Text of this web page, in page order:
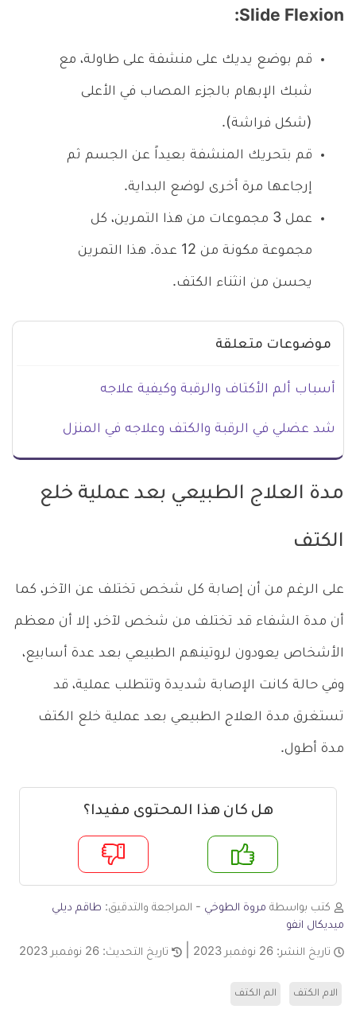
Slide Flexion:
قم بوضع يديك على منشفة على طاولة، مع
شبك الإبهام بالجزء المصاب في الأعلى
(شكل فراشة).
قم بتحريك المنشفة بعيداً عن الجسم ثم
إرجاعها مرة أخرى لوضع البداية.
عمل 3 مجموعات من هذا التمرين، كل
مجموعة مكونة من 12 عدة. هذا التمرين
يحسن من انثناء الكتف.
موضوعات متعلقة
أسباب ألم الأكتاف والرقبة وكيفية علاجه
شد عضلي في الرقبة والكتف وعلاجه في المنزل
مدة العلاج الطبيعي بعد عملية خلع
الكتف
على الرغم من أن إصابة كل شخص تختلف عن الآخر، كما
أن مدة الشفاء قد تختلف من شخص لآخر، إلا أن معظم
الأشخاص يعودون لروتينهم الطبيعي بعد عدة أسابيع،
وفي حالة كانت الإصابة شديدة وتتطلب عملية، قد
تستغرق مدة العلاج الطبيعي بعد عملية خلع الكتف
مدة أطول.
هل كان هذا المحتوى مفيدا؟
لا
كتب بواسطة مروة الطوخي - المراجعة والتدقيق: طاقم ديلي
ميديكال انفو
تاريخ النشر: 26 نوفمبر 2023 تاريخ التحديث: 26 نوفمبر 2023
الام الكتف الم الكتف